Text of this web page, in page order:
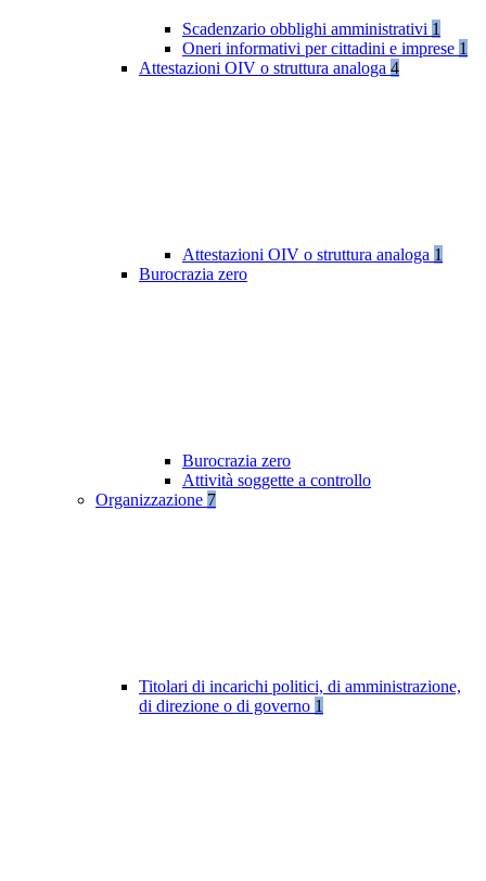
Scadenzario obblighi amministrativi 1
Oneri informativi per cittadini e imprese 1
Attestazioni OIV o struttura analoga 4
Attestazioni OIV o struttura analoga 1
Burocrazia zero
Burocrazia zero
Attività soggette a controllo
Organizzazione 7
Titolari di incarichi politici, di amministrazione,
di direzione o di governo 1